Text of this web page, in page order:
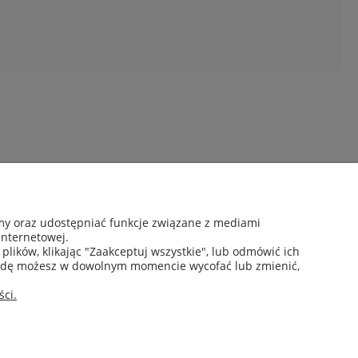
Twoje zamówienia
Ustawienia konta
Ulubione
oraz udostępniać funkcje związane z mediami
klikając "Zaakceptuj wszystkie", lub odmówić ich
możesz w dowolnym momencie wycofać lub zmienić,